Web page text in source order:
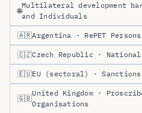
🌐
Multilateral development
and Individuals
🇦🇷Argentina · RePET
🇨🇿Czech Republic ·
🇪🇺EU (sectoral) · Sanctions
🇬🇧
United Kingdom ·
Organisations